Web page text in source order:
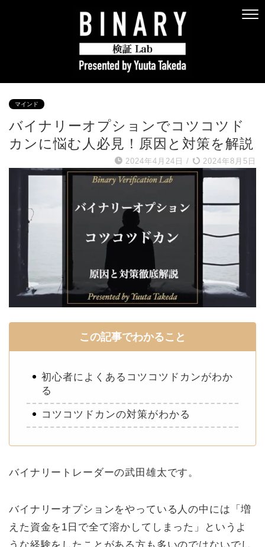
マインド
バイナリーオプションでコツコツド
カンに悩む人必見！原因と対策を解説
2024年4月24日 / 2024年8月5日
この記事でわかること
初心者によくあるコツコツドカンがわか
る
コツコツドカンの対策がわかる
バイナリートレーダーの武田雄太です。
バイナリーオプションをやっている人の中には「増
えた資金を1日で全て溶かしてしまった」というよ